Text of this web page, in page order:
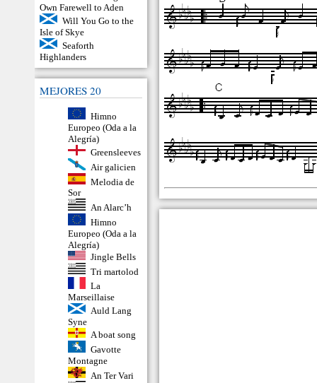
Own Farewell to Aden
Will You Go to the
Isle of Skye
Seaforth
Highlanders
MEJORES 20
Himno
Europeo (Oda a la
Alegría)
Greensleeves
Air galicien
Melodia de
Sor
An Alarc’h
Himno
Europeo (Oda a la
Alegría)
Jingle Bells
Tri martolod
La
Marseillaise
Auld Lang
Syne
A boat song
Gavotte
Montagne
An Ter Vari